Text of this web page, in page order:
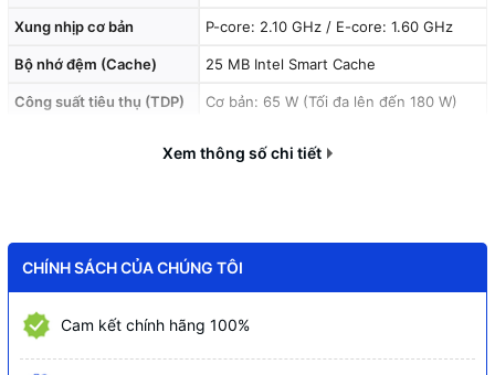
Xung nhịp cơ bản P-core: 2.10 GHz / E-core: 1.60 GHz
Bộ nhớ đệm (Cache) 25 MB Intel Smart Cache
Công suất tiêu thụ (TDP) Cơ bản: 65 W (Tối đa lên đến 180 W)
Socket hỗ trợ FCLGA1700
Kích thước 45.0 mm x 37.5 mm
Xem thông số chi tiết
CHÍNH SÁCH CỦA CHÚNG TÔI
Cam kết chính hãng 100%